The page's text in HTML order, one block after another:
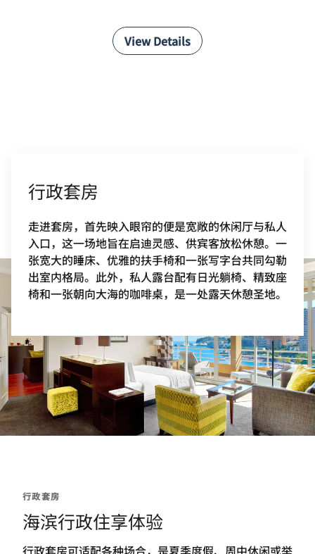
View Details
行政套房
走进套房，首先映入眼帘的便是宽敞的休闲厅与私人
入口，这一场地旨在启迪灵感、供宾客放松休憩。一
张宽大的睡床、优雅的扶手椅和一张写字台共同勾勒
出室内格局。此外，私人露台配有日光躺椅、精致座
椅和一张朝向大海的咖啡桌，是一处露天休憩圣地。
行政套房
海滨行政住享体验
行政套房可适配各种场合，是夏季度假、周中休闲或举